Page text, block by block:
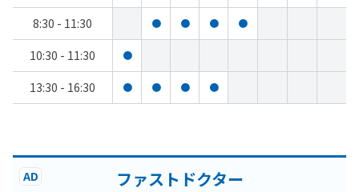
8:30 - 11:30
● ● ● ●
10:30 - 11:30 ●
13:30 - 16:30 ● ● ● ●
AD ファストドクター